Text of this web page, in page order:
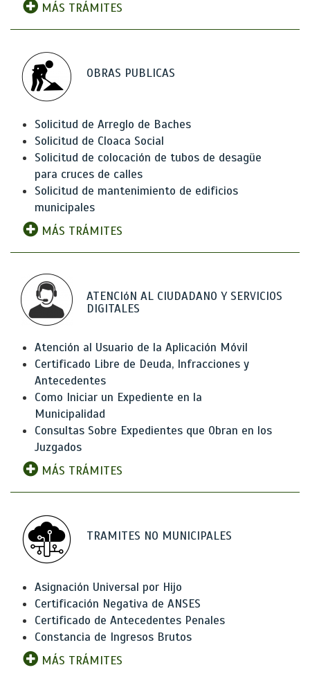
MÁS TRÁMITES
OBRAS PUBLICAS
Solicitud de Arreglo de Baches
Solicitud de Cloaca Social
Solicitud de colocación de tubos de desagüe
para cruces de calles
Solicitud de mantenimiento de edificios
municipales
MÁS TRÁMITES
ATENCIóN AL CIUDADANO Y SERVICIOS
DIGITALES
Atención al Usuario de la Aplicación Móvil
Certificado Libre de Deuda, Infracciones y
Antecedentes
Como Iniciar un Expediente en la
Municipalidad
Consultas Sobre Expedientes que Obran en los
Juzgados
MÁS TRÁMITES
TRAMITES NO MUNICIPALES
Asignación Universal por Hijo
Certificación Negativa de ANSES
Certificado de Antecedentes Penales
Constancia de Ingresos Brutos
MÁS TRÁMITES